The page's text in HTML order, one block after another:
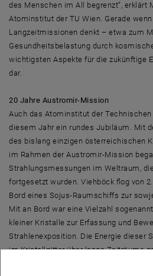
des Menschen im All begrenzt“, erklärt
Atominstitut der TU Wien. Gerade
Langzeitmissionen denkt – etwa zum
Gesundheitsbelastung durch
wichtigsten Aspekte für die zukünftige
dar.
20 Jahre Austromir-Mission
Auch das Atominstitut der
diesem Jahr ein rundes Jubiläum. Mit
des bislang einzigen österreichischen
im Rahmen der Austromir-Mission
Strahlungsmessungen im Weltraum,
fortgesetzt wurden. Viehböck flog von
Bord eines Sojus-Raumschiffs zur
Mit an Bord war eine Vielzahl
kleiner Kristalle zur Erfassung und
Strahlenexposition. Die Energie dieser
im Kristallgitter über lange Zeiträume